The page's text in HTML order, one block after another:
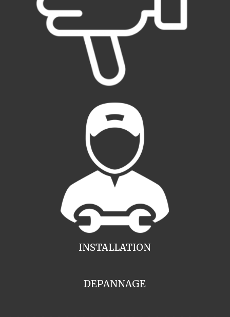
INSTALLATION
DEPANNAGE